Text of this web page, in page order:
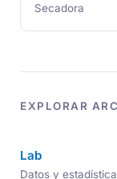
Secadora
EXPLORAR
Lab
Datos y